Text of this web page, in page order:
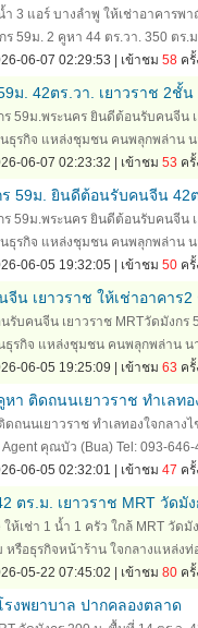
ำ 3 แอร์ บางลำพู ให้เช่าอาคาร
59ม. 2 คูหา 44 ตร.วา. 350 ตร.ม.
06-07 02:29:53 | เข้าชม 58ครั้
ม. 42ตร.วา. เยาวราช 2ชั้น
59ม.พระนคร ยินดีต้อนรับคนจีน
ธุรกิจ แหล่งชุมชน คนพลุกพล่าน น
06-07 02:23:32 | เข้าชม 53 ครั้
59ม. ยินดีต้อนรับคนจีน 42ต
59ม.พระนคร ยินดีต้อนรับคนจีน
ธุรกิจ แหล่งชุมชน คนพลุกพล่าน น
06-05 19:32:05 | เข้าชม 50ครั้
น เยาวราช ให้เช่าอาคาร
บคนจีน เยาวราช MRTวัดมังกร
ธุรกิจ แหล่งชุมชน คนพลุกพล่าน น
06-05 19:25:09 | เข้าชม 63 ครั้
า ติดถนนเยาวราช ทำเลทอ
นนเยาวราช ทำเลทองใจกลาง
คุณบัว (Bua) Tel: 093-646-
06-05 02:32:01 | เข้าชม 47 ครั้
ตร.ม. เยาวราช MRT วัดมั
ห้เช่า 1 น้ำ 1 ครัว ใกล้ MRT วัด
รือธุรกิจหน้าร้าน ใจกลางแหล่งท่อ
05-22 07:45:02 | เข้าชม 80ครั้
งพยาบาล ปากคลองตลาด